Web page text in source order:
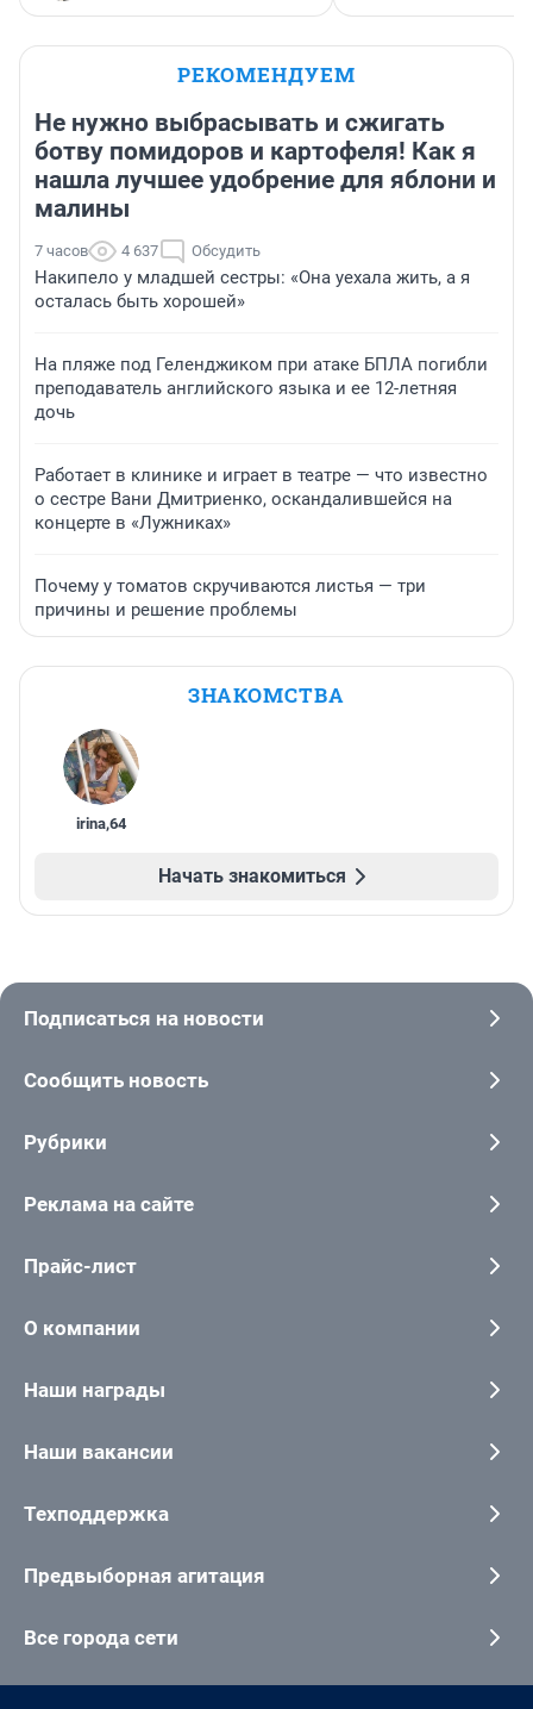
РЕКОМЕНДУЕМ
Не нужно выбрасывать и сжигать
ботву помидоров и картофеля! Как я
нашла лучшее удобрение для яблони и
малины
7 часов 4 637 Обсудить
Накипело у младшей сестры: «Она уехала жить, а я
осталась быть хорошей»
На пляже под Геленджиком при атаке БПЛА погибли
преподаватель английского языка и ее 12-летняя
дочь
Работает в клинике и играет в театре — что известно
о сестре Вани Дмитриенко, оскандалившейся на
концерте в «Лужниках»
Почему у томатов скручиваются листья — три
причины и решение проблемы
ЗНАКОМСТВА
irina,64
Начать знакомиться
Подписаться на новости
Сообщить новость
Рубрики
Реклама на сайте
Прайс-лист
О компании
Наши награды
Наши вакансии
Техподдержка
Предвыборная агитация
Все города сети